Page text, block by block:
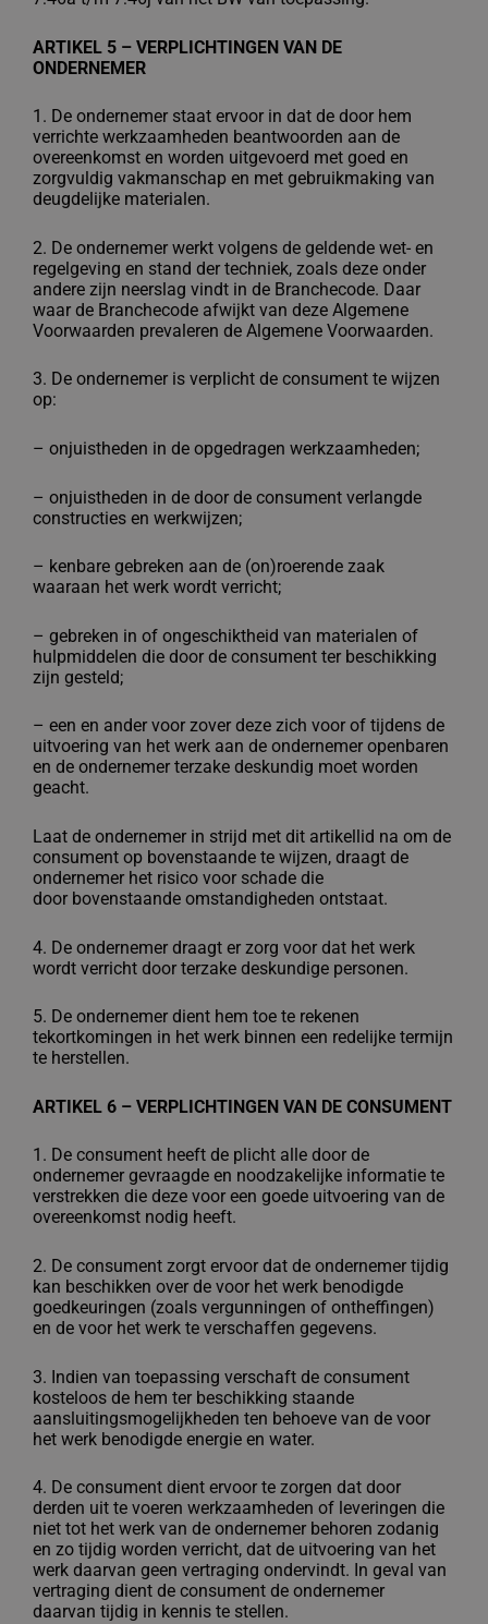
ARTIKEL 5 – VERPLICHTINGEN VAN DE
ONDERNEMER
1. De ondernemer staat ervoor in dat de door hem
verrichte werkzaamheden beantwoorden aan de
overeenkomst en worden uitgevoerd met goed en
zorgvuldig vakmanschap en met gebruikmaking van
deugdelijke materialen.
2. De ondernemer werkt volgens de geldende wet- en
regelgeving en stand der techniek, zoals deze onder
andere zijn neerslag vindt in de Branchecode. Daar
waar de Branchecode afwijkt van deze Algemene
Voorwaarden prevaleren de Algemene Voorwaarden.
3. De ondernemer is verplicht de consument te wijzen
op:
– onjuistheden in de opgedragen werkzaamheden;
– onjuistheden in de door de consument verlangde
constructies en werkwijzen;
– kenbare gebreken aan de (on)roerende zaak
waaraan het werk wordt verricht;
– gebreken in of ongeschiktheid van materialen of
hulpmiddelen die door de consument ter beschikking
zijn gesteld;
– een en ander voor zover deze zich voor of tijdens de
uitvoering van het werk aan de ondernemer openbaren
en de ondernemer terzake deskundig moet worden
geacht.
Laat de ondernemer in strijd met dit artikellid na om de
consument op bovenstaande te wijzen, draagt de
ondernemer het risico voor schade die
door bovenstaande omstandigheden ontstaat.
4. De ondernemer draagt er zorg voor dat het werk
wordt verricht door terzake deskundige personen.
5. De ondernemer dient hem toe te rekenen
tekortkomingen in het werk binnen een redelijke termijn
te herstellen.
ARTIKEL 6 – VERPLICHTINGEN VAN DE CONSUMENT
1. De consument heeft de plicht alle door de
ondernemer gevraagde en noodzakelijke informatie te
verstrekken die deze voor een goede uitvoering van de
overeenkomst nodig heeft.
2. De consument zorgt ervoor dat de ondernemer tijdig
kan beschikken over de voor het werk benodigde
goedkeuringen (zoals vergunningen of ontheffingen)
en de voor het werk te verschaffen gegevens.
3. Indien van toepassing verschaft de consument
kosteloos de hem ter beschikking staande
aansluitingsmogelijkheden ten behoeve van de voor
het werk benodigde energie en water.
4. De consument dient ervoor te zorgen dat door
derden uit te voeren werkzaamheden of leveringen die
niet tot het werk van de ondernemer behoren zodanig
en zo tijdig worden verricht, dat de uitvoering van het
werk daarvan geen vertraging ondervindt. In geval van
vertraging dient de consument de ondernemer
daarvan tijdig in kennis te stellen.